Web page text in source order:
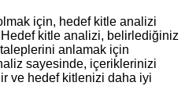
için, hedef kitle analizi
kitle analizi, belirlediğiniz
anlamak için
sayesinde, içeriklerinizi
ve hedef kitlenizi daha iyi